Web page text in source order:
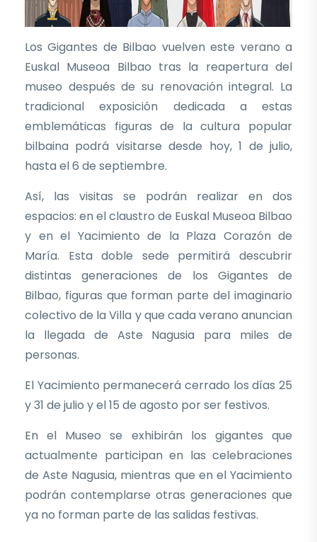
Los Gigantes de Bilbao vuelven este verano a
Euskal Museoa Bilbao tras la reapertura del
museo después de su renovación integral. La
tradicional exposición dedicada a estas
emblemáticas figuras de la cultura popular
bilbaina podrá visitarse desde hoy, 1 de julio,
hasta el 6 de septiembre.
Así, las visitas se podrán realizar en dos
espacios: en el claustro de Euskal Museoa Bilbao
y en el Yacimiento de la Plaza Corazón de
María. Esta doble sede permitirá descubrir
distintas generaciones de los Gigantes de
Bilbao, figuras que forman parte del imaginario
colectivo de la Villa y que cada verano anuncian
la llegada de Aste Nagusia para miles de
personas.
El Yacimiento permanecerá cerrado los días 25
y 31 de julio y el 15 de agosto por ser festivos.
En el Museo se exhibirán los gigantes que
actualmente participan en las celebraciones
de Aste Nagusia, mientras que en el Yacimiento
podrán contemplarse otras generaciones que
ya no forman parte de las salidas festivas.